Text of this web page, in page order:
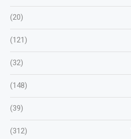
(20)
(121)
(32)
(148)
(39)
(312)